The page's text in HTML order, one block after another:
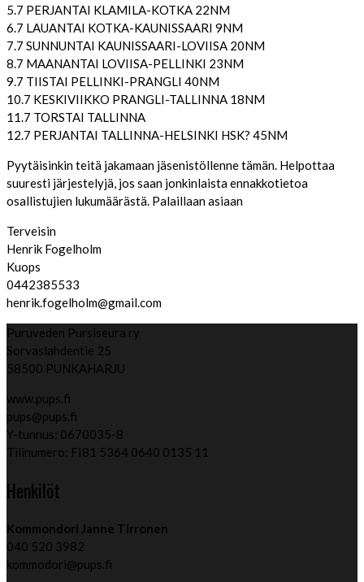
5.7 PERJANTAI KLAMILA-KOTKA 22NM
6.7 LAUANTAI KOTKA-KAUNISSAARI 9NM
7.7 SUNNUNTAI KAUNISSAARI-LOVIISA 20NM
8.7 MAANANTAI LOVIISA-PELLINKI 23NM
9.7 TIISTAI PELLINKI-PRANGLI 40NM
10.7 KESKIVIIKKO PRANGLI-TALLINNA 18NM
11.7 TORSTAI TALLINNA
12.7 PERJANTAI TALLINNA-HELSINKI HSK? 45NM
Pyytäisinkin teitä jakamaan jäsenistöllenne tämän. Helpottaa
suuresti järjestelyjä, jos saan jonkinlaista ennakkotietoa
osallistujien lukumäärästä. Palaillaan asiaan
Terveisin
Henrik Fogelholm
Kuops
0442385533
henrik.fogelholm@gmail.com
Puruveden Pursiseura ry
Sorvaslahdentie 25
58500 PUNKAHARJU
www.pups.fi
pups@pups.fi
Y-tunnus: 0670035-8
Tilinumero: FI81 5364 0640 0135 11
Henkilöt
Kommondori Janne Tirronen
040 520 3982
kommodori@pups.fi